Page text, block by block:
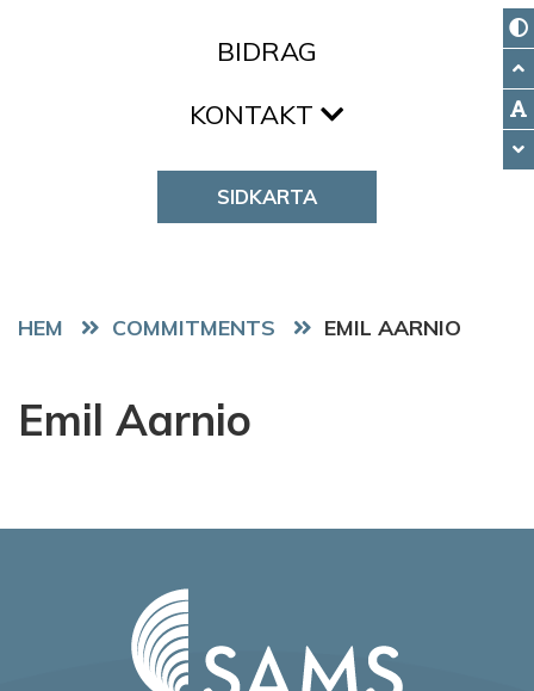
BIDRAG
KONTAKT
SIDKARTA
HEM COMMITMENTS EMIL AARNIO
Emil Aarnio